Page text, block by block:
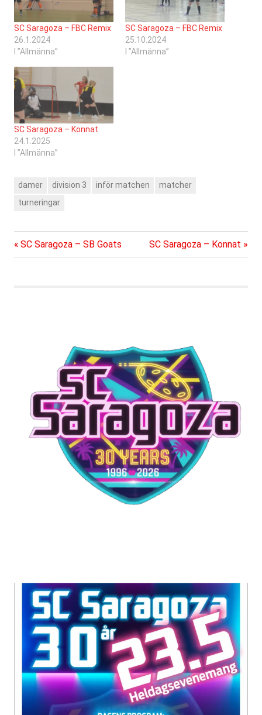
SC Saragoza – FBC Remix
26.1.2024
I ”Allmänna”
SC Saragoza – FBC Remix
25.10.2024
I ”Allmänna”
SC Saragoza – Konnat
24.1.2025
I ”Allmänna”
damer division 3 inför matchen
matcher
turneringar
Inläggsnavigering
Föregående
inlägg:
SC Saragoza – SB Goats
Nästa
inlägg:
SC Saragoza – Konnat